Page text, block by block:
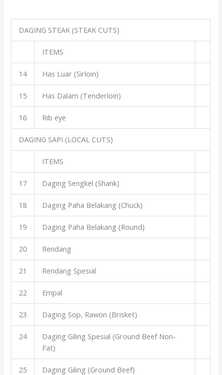
DAGING STEAK (STEAK CUTS)
ITEMS
14 Has Luar (Sirloin)
15 Has Dalam (Tenderloin)
16 Rib eye
DAGING SAPI (LOCAL CUTS)
ITEMS
17 Daging Sengkel (Shank)
18 Daging Paha Belakang (Chuck)
19 Daging Paha Belakang (Round)
20 Rendang
21 Rendang Spesial
22 Empal
23 Daging Sop, Rawon (Brisket)
24
Daging Giling Spesial (Ground Beef Non-
Fat)
25 Daging Giling (Ground Beef)